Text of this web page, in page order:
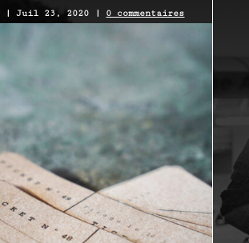
|Juil 23, 2020 | 0 commentaires